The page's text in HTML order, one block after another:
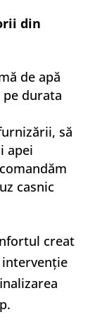
din
de apă
durata
să
apei
casnic
creat
intervenție